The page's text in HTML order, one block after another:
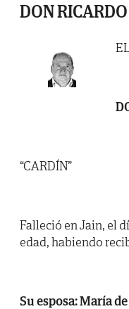
DON
“CARDÍN”
Falleció en Jain, el
edad, habiendo
Su esposa: María